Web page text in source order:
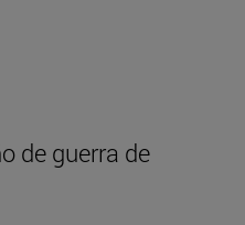
de guerra de